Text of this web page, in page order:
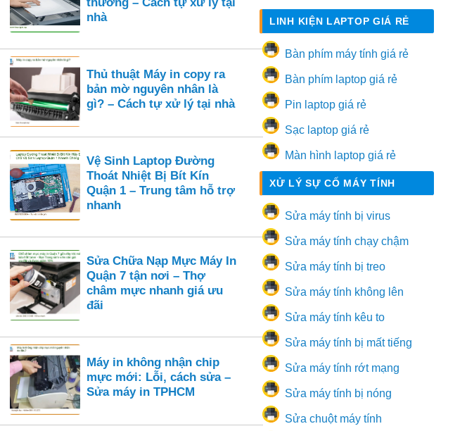
nhà
Thủ thuật Máy in copy ra
bản mờ nguyên nhân là
gì? – Cách tự xử lý tại nhà
Vệ Sinh Laptop Đường
Thoát Nhiệt Bị Bít Kín
Quận 1 – Trung tâm hỗ trợ
nhanh
Sửa Chữa Nạp Mực Máy In
Quận 7 tận nơi – Thợ
châm mực nhanh giá ưu
đãi
Máy in không nhận chip
mực mới: Lỗi, cách sửa –
Sửa máy in TPHCM
LINH KIỆN LAPTOP GIÁ RẺ
Bàn phím máy tính giá rẻ
Bàn phím laptop giá rẻ
Pin laptop giá rẻ
Sạc laptop giá rẻ
Màn hình laptop giá rẻ
XỬ LÝ SỰ CỐ MÁY TÍNH
Sửa máy tính bị virus
Sửa máy tính chạy chậm
Sửa máy tính bị treo
Sửa máy tính không lên
Sửa máy tính kêu to
Sửa máy tính bị mất tiếng
Sửa máy tính rớt mạng
Sửa máy tính bị nóng
Sửa chuột máy tính